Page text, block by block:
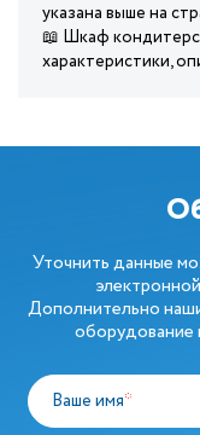
указана выше на
📖 Шкаф
характеристики,
Уточнить данные
Дополнительно
оборудование
Ваше имя*